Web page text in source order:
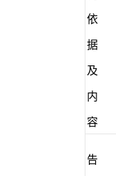
依
据
及
内
容
告